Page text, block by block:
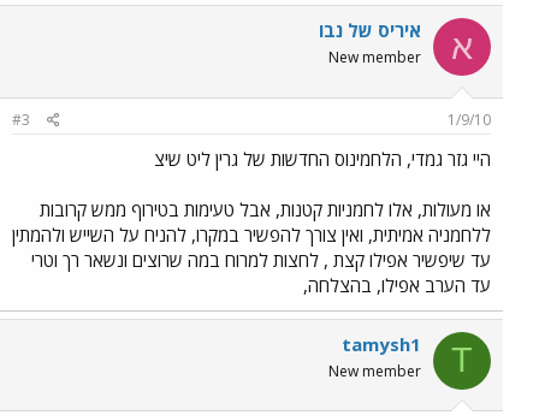
א איריס של נבו
New member
1/9/10
#3
היי גזר גמדי, הלחמינוס החדשות של גרין ליט שיצ
או מעולות, אלו לחמניות קטנות, אבל טעימות בטירוף ממש קרובות
ללחמניה אמיתית, ואין צורך להפשיר במקרו, להניח על השייש ולהמתין
עד שיפשיר אפילו קצת , לחצות למרוח במה שרוצים ונשאר רך וטרי
עד הערב אפילו, בהצלחה,
T
tamysh1
New member